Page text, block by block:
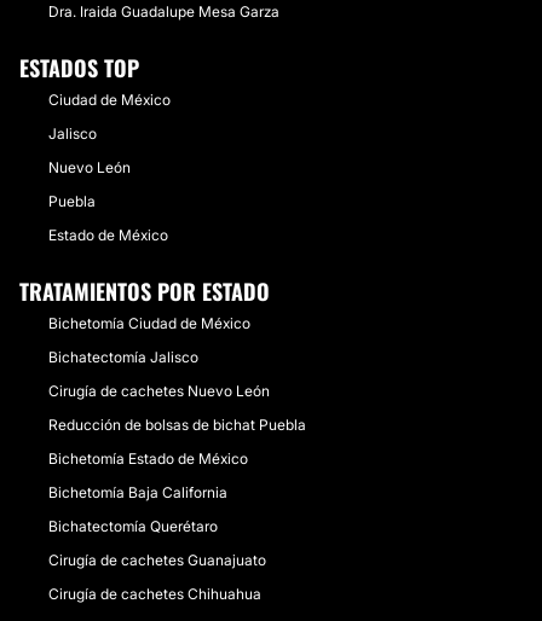
Dra. Iraida Guadalupe Mesa Garza
ESTADOS TOP
Ciudad de México
Jalisco
Nuevo León
Puebla
Estado de México
TRATAMIENTOS POR ESTADO
Bichetomía Ciudad de México
Bichatectomía Jalisco
Cirugía de cachetes Nuevo León
Reducción de bolsas de bichat Puebla
Bichetomía Estado de México
Bichetomía Baja California
Bichatectomía Querétaro
Cirugía de cachetes Guanajuato
Cirugía de cachetes Chihuahua